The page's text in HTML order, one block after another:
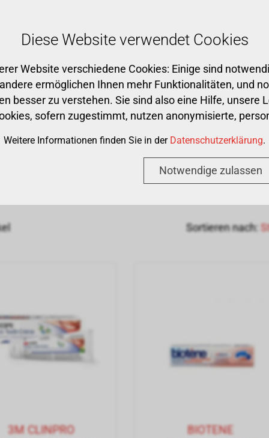
Premium Partner Praxis CAD/CAM
›ZAHNPASTA GELE
Sortieren nach:
3M CLINPRO
BIOTENE
Diese Website verwendet Cookies
Website verschiedene Cookies: Einige sind
ermöglichen Ihnen mehr Funktionalitäten, und
besser zu verstehen. Sie sind also eine Hilfe, unsere
sofern zugestimmt, nutzen anonymisierte,
Weitere Informationen finden Sie in der Datenschutzerklärung.
Notwendige zulassen